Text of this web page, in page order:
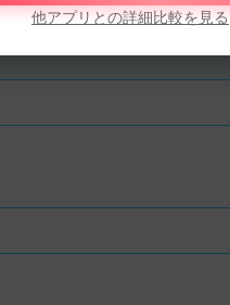
他アプリとの詳細比較を見る